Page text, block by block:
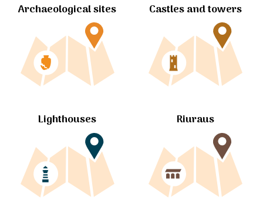
Archaeological sites Castles and towers
Lighthouses Riuraus